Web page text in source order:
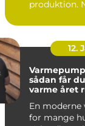
produktion.
12.
sådan får
varme året
En moderne
for mange